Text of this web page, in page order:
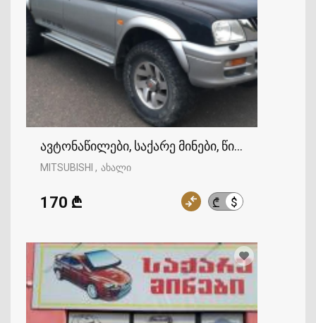
ავტონაწილები, საქარე მინები, წინა საქარე
MITSUBISHI ახალი
₾ $
170 ₾